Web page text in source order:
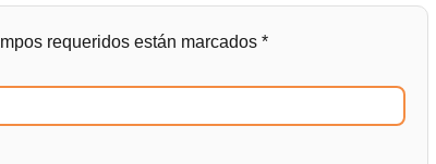
requeridos están marcados *